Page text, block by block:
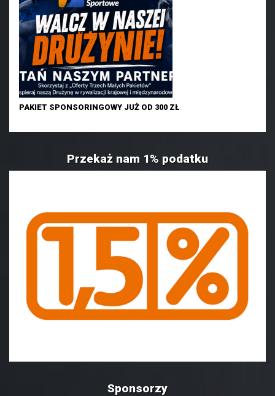
PAKIET SPONSORINGOWY JUŻ OD 300 ZŁ
Przekaż nam 1% podatku
Sponsorzy